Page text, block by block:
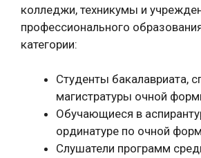
колледжи, техникумы и
профессионального
категории:
Студенты бакалавриата,
магистратуры очной
Обучающиеся в
ординатуре по очной
Слушатели программ